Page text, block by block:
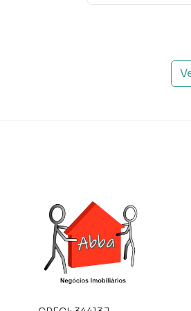
Na Abba Negócios
produzir campanhas
interessados e tendo